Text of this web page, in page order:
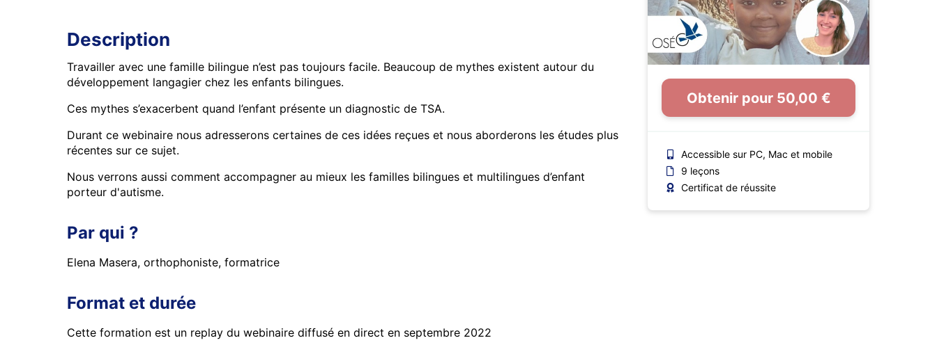
Obtenir pour 50,00 €
Accessible sur PC, Mac et mobile
9 leçons
Certificat de réussite
Description
Travailler avec une famille bilingue n’est pas toujours facile. Beaucoup de mythes existent autour du
développement langagier chez les enfants bilingues.
Ces mythes s’exacerbent quand l’enfant présente un diagnostic de TSA.
Durant ce webinaire nous adresserons certaines de ces idées reçues et nous aborderons les études plus
récentes sur ce sujet.
Nous verrons aussi comment accompagner au mieux les familles bilingues et multilingues d’enfant
porteur d'autisme.
Par qui ?
Elena Masera, orthophoniste, formatrice
Format et durée
Cette formation est un replay du webinaire diffusé en direct en septembre 2022